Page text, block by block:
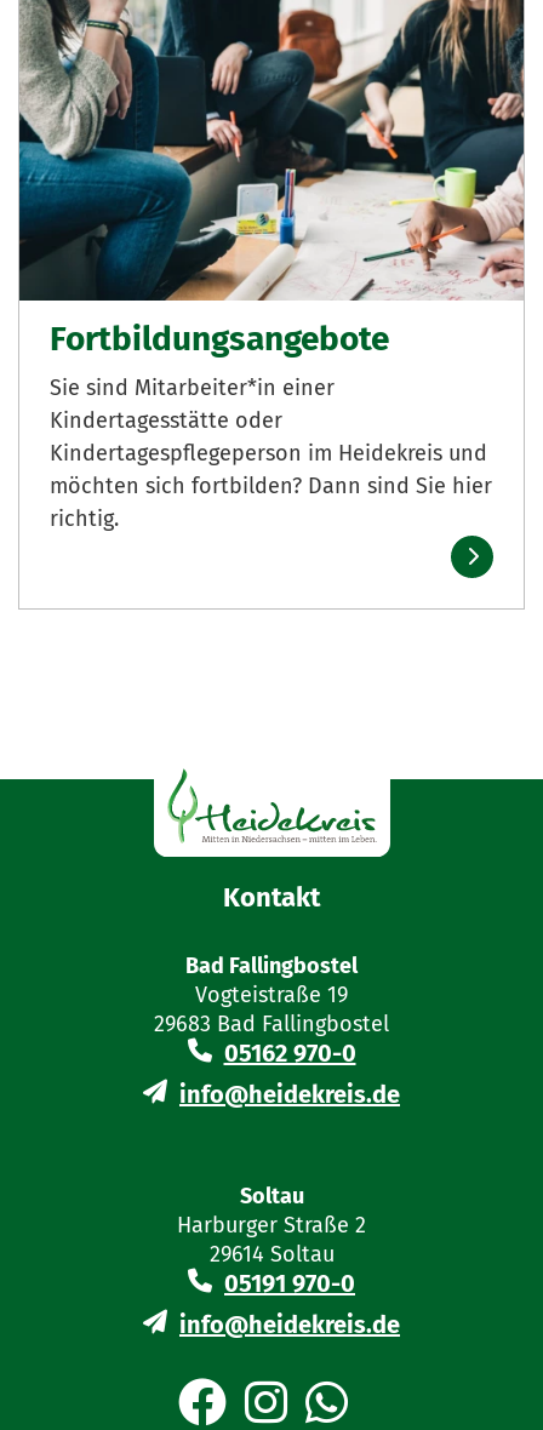
Fortbildungsangebote
Sie sind Mitarbeiter*in einer
Kindertagesstätte oder
Kindertagespflegeperson im Heidekreis und
möchten sich fortbilden? Dann sind Sie hier
richtig.
Kontakt
Bad Fallingbostel
Vogteistraße 19
29683 Bad Fallingbostel
05162 970-0
info@heidekreis.de
Soltau
Harburger Straße 2
29614 Soltau
05191 970-0
info@heidekreis.de